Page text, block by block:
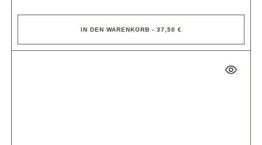
IN DEN WARENKORB - 37,50 €